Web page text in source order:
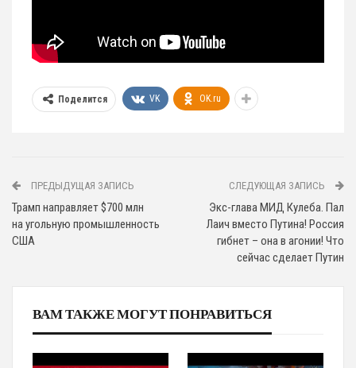
Поделится VK OK.ru
ПРЕДЫДУЩАЯ ЗАПИСЬ
Трамп направляет $700 млн
на угольную промышленность
США
СЛЕДУЮЩАЯ ЗАПИСЬ
Экс-глава МИД Кулеба. Пал
Лаич вместо Путина! Россия
гибнет – она в агонии! Что
сейчас сделает Путин
ВАМ ТАКЖЕ МОГУТ ПОНРАВИТЬСЯ